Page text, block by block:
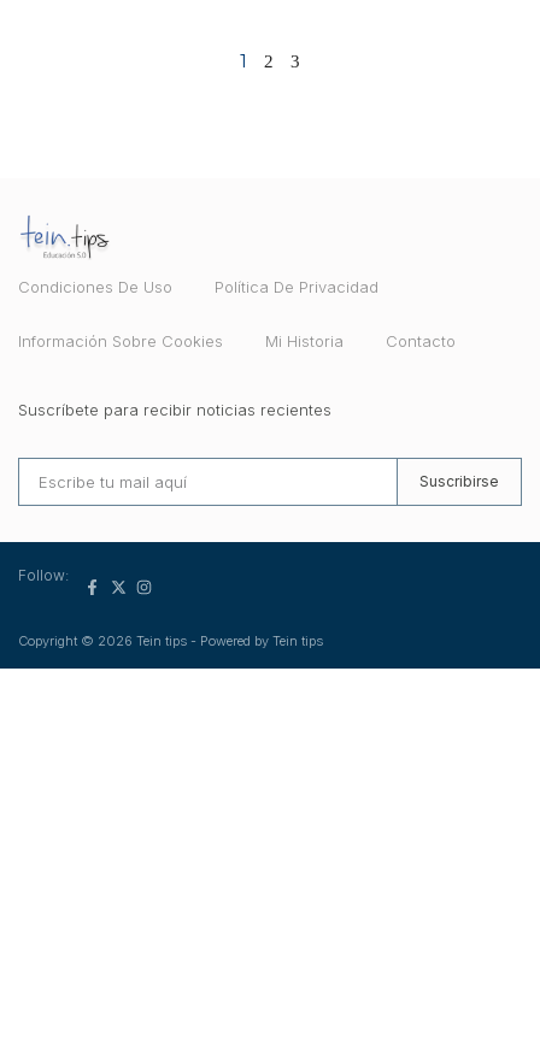
1 2 3
Condiciones De Uso Política De Privacidad
Información Sobre Cookies Mi Historia Contacto
Suscríbete para recibir noticias recientes
Suscribirse
Copyright © 2026 Tein tips - Powered by Tein tips
Follow: